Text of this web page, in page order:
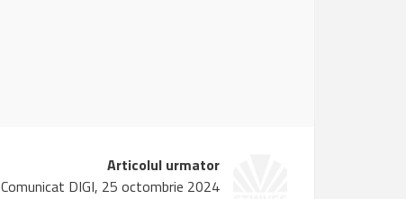
Articolul urmator
Comunicat DIGI, 25 octombrie 2024